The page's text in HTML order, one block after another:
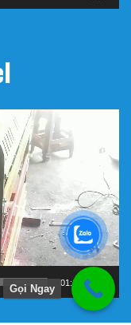
01:11
Gọi Ngay